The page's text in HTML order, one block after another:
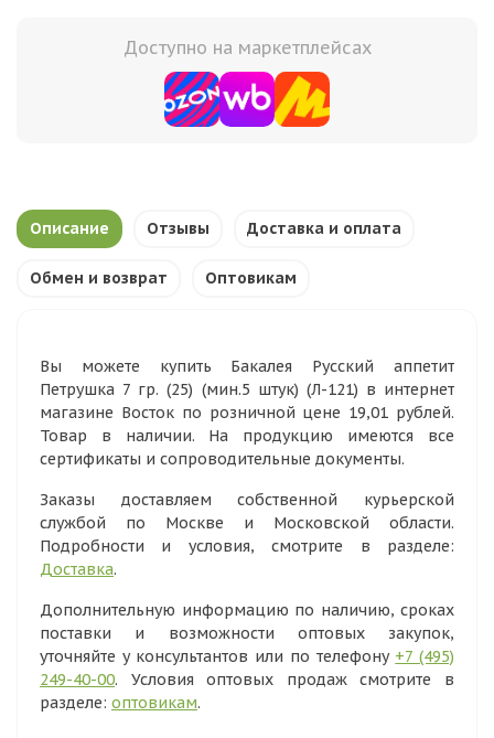
Доступно на маркетплейсах
Описание Отзывы Доставка и оплата
Обмен и возврат Оптовикам
Вы можете купить Бакалея Русский аппетит
Петрушка 7 гр. (25) (мин.5 штук) (Л-121) в интернет
магазине Восток по розничной цене 19,01 рублей.
Товар в наличии. На продукцию имеются все
сертификаты и сопроводительные документы.
Заказы доставляем собственной курьерской
службой по Москве и Московской области.
Подробности и условия, смотрите в разделе:
Доставка.
Дополнительную информацию по наличию, сроках
поставки и возможности оптовых закупок,
уточняйте у консультантов или по телефону +7 (495)
249-40-00. Условия оптовых продаж смотрите в
разделе: оптовикам.